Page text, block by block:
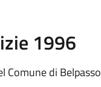
1996
Comune di Belpasso